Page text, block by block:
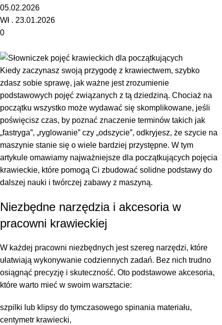
05.02.2026
Wł . 23.01.2026
0
Kiedy zaczynasz swoją przygodę z krawiectwem, szybko
zdasz sobie sprawę, jak ważne jest zrozumienie
podstawowych pojęć związanych z tą dziedziną. Chociaż na
początku wszystko może wydawać się skomplikowane, jeśli
poświęcisz czas, by poznać znaczenie terminów takich jak
„fastryga”, „ryglowanie” czy „odszycie”, odkryjesz, że szycie na
maszynie stanie się o wiele bardziej przystępne. W tym
artykule omawiamy najważniejsze dla początkujących pojęcia
krawieckie, które pomogą Ci zbudować solidne podstawy do
dalszej nauki i twórczej zabawy z maszyną.
Niezbędne narzędzia i akcesoria w
pracowni krawieckiej
W każdej pracowni niezbędnych jest szereg narzędzi, które
ułatwiają wykonywanie codziennych zadań. Bez nich trudno
osiągnąć precyzję i skuteczność. Oto podstawowe akcesoria,
które warto mieć w swoim warsztacie:
szpilki lub klipsy do tymczasowego spinania materiału,
centymetr krawiecki,